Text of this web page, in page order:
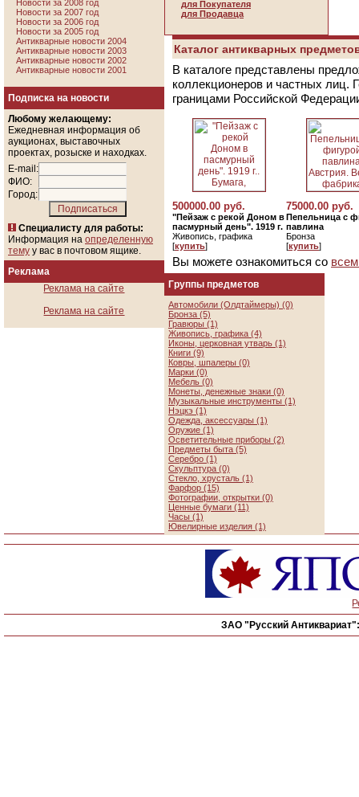
Новости за 2008 год
Новости за 2007 год
Новости за 2006 год
Новости за 2005 год
Антикварные новости 2004
Антикварные новости 2003
Антикварные новости 2002
Антикварные новости 2001
Подписка на новости
Любому желающему:
Ежедневная информация об
аукционах, выставочных
проектах, розыске и находках.
E-mail:
ФИО:
Город:
Специалисту для работы:
Информация на определенную
тему у вас в почтовом ящике.
Реклама
Реклама на сайте
Реклама на сайте
для Покупателя
для Продавца
Каталог антикварных
В каталоге представлены
коллекционеров и частных лиц.
границами Российской
500000.00 руб.
"Пейзаж с рекой Доном в
пасмурный день". 1919 г.
Живопись, графика
[купить]
75000.00 руб.
Пепельница с
павлина
Бронза
[купить]
Вы можете ознакомиться со
Группы предметов
Автомобили (Олдтаймеры) (0)
Бронза (5)
Гравюры (1)
Живопись, графика (4)
Иконы, церковная утварь (1)
Книги (9)
Ковры, шпалеры (0)
Марки (0)
Мебель (0)
Монеты, денежные знаки (0)
Музыкальные инструменты (1)
Нэцкэ (1)
Одежда, аксессуары (1)
Оружие (1)
Осветительные приборы (2)
Предметы быта (5)
Серебро (1)
Скульптура (0)
Стекло, хрусталь (1)
Фарфор (15)
Фотографии, открытки (0)
Ценные бумаги (11)
Часы (1)
Ювелирные изделия (1)
ЗАО "Русский Антиквариат":